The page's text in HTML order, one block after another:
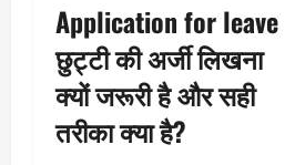
Application for leave
छुट्टी की अर्जी लिखना
क्यों जरूरी है और सही
तरीका क्या है?